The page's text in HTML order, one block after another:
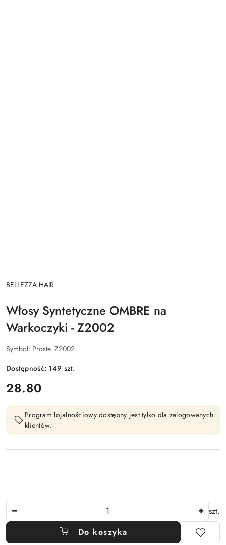
NAZWA
PRODUCENTA:
BELLEZZA HAIR
Włosy Syntetyczne OMBRE na
Warkoczyki - Z2002
Symbol: Proste_Z2002
Dostępność: 149 szt.
cena:
28.80
Program lojalnościowy dostępny jest tylko dla zalogowanych
klientów.
szt.
Do koszyka